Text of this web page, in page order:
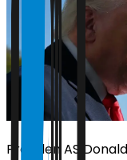
Presiden AS